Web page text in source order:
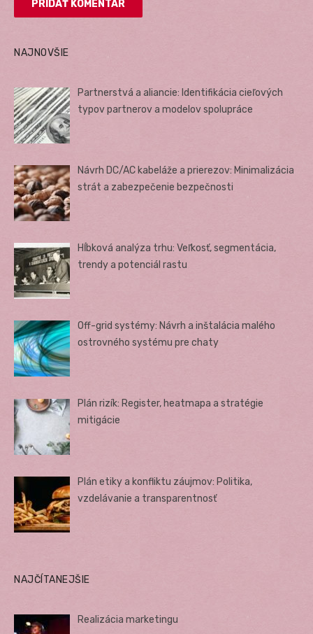
NAJNOVŠIE
Partnerstvá a aliancie: Identifikácia cieľových
typov partnerov a modelov spolupráce
Návrh DC/AC kabeláže a prierezov: Minimalizácia
strát a zabezpečenie bezpečnosti
Hĺbková analýza trhu: Veľkosť, segmentácia,
trendy a potenciál rastu
Off-grid systémy: Návrh a inštalácia malého
ostrovného systému pre chaty
Plán rizík: Register, heatmapa a stratégie
mitigácie
Plán etiky a konfliktu záujmov: Politika,
vzdelávanie a transparentnosť
NAJČÍTANEJŠIE
Realizácia marketingu